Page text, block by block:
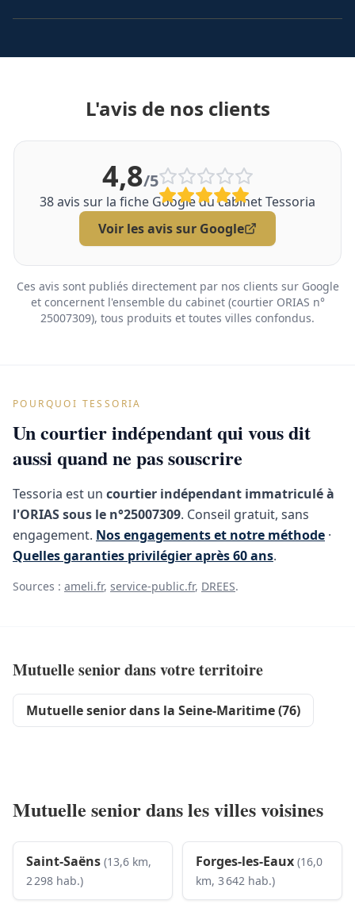
L'avis de nos clients
4,8/5
38avis sur la fiche Google du cabinet Tessoria
Voir les avis sur Google
Ces avis sont publiés directement par nos clients sur Google
et concernent l'ensemble du cabinet (courtier ORIAS n°
25007309), tous produits et toutes villes confondus.
POURQUOI TESSORIA
Un courtier indépendant qui vous dit
aussi quand ne pas souscrire
Tessoria est un courtier indépendant immatriculé à
l'ORIAS sous le n°25007309. Conseil gratuit, sans
engagement. Nos engagements et notre méthode ·
Quelles garanties privilégier après 60 ans.
Sources : ameli.fr, service-public.fr, DREES.
Mutuelle senior dans votre territoire
Mutuelle senior dans la Seine-Maritime (76)
Mutuelle senior dans les villes voisines
Saint-Saëns (13,6 km,
2 298 hab.)
Forges-les-Eaux (16,0
km, 3 642 hab.)